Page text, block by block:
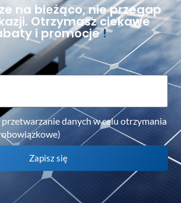
na bieżąco, nie przegap
Otrzymasz ciekawe
i promocje!
przetwarzanie danych w celu otrzymania
Zapisz się